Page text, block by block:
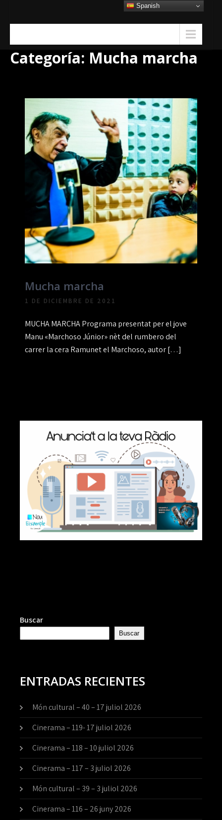
Categoría: Mucha marcha
Mucha marcha
1 DE DICIEMBRE DE 2021
MUCHA MARCHA Programa presentat per el jove
Manu «Marchoso Júnior» nèt del rumbero del
carrer la cera Ramunet el Marchoso, autor […]
Buscar
Buscar
ENTRADAS RECIENTES
Món cultural – 40 – 17 juliol 2026
Cinerama – 119- 17 juliol 2026
Cinerama – 118 – 10 juliol 2026
Cinerama – 117 – 3 juliol 2026
Món cultural – 39 – 3 juliol 2026
Cinerama – 116 – 26 juny 2026
Spanish